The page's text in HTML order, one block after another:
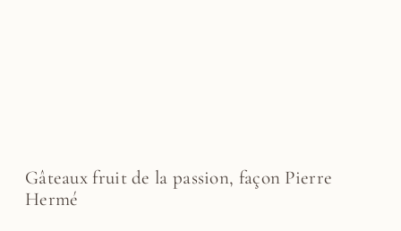
Gâteaux fruit de la passion, façon Pierre
Hermé